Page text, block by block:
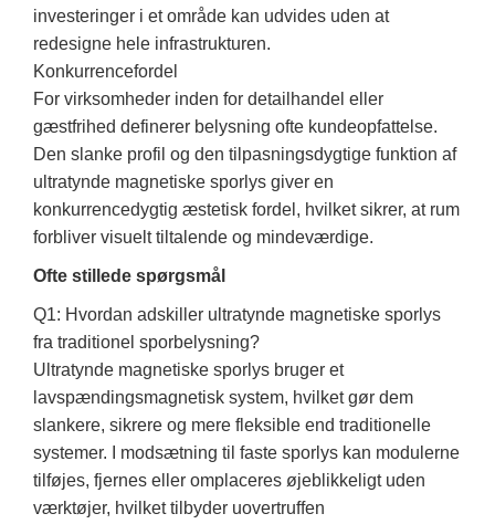
investeringer i et område kan udvides uden at
redesigne hele infrastrukturen.
Konkurrencefordel
For virksomheder inden for detailhandel eller
gæstfrihed definerer belysning ofte kundeopfattelse.
Den slanke profil og den tilpasningsdygtige funktion af
ultratynde magnetiske sporlys giver en
konkurrencedygtig æstetisk fordel, hvilket sikrer, at rum
forbliver visuelt tiltalende og mindeværdige.
Ofte stillede spørgsmål
Q1: Hvordan adskiller ultratynde magnetiske sporlys
fra traditionel sporbelysning?
Ultratynde magnetiske sporlys bruger et
lavspændingsmagnetisk system, hvilket gør dem
slankere, sikrere og mere fleksible end traditionelle
systemer. I modsætning til faste sporlys kan modulerne
tilføjes, fjernes eller omplaceres øjeblikkeligt uden
værktøjer, hvilket tilbyder uovertruffen